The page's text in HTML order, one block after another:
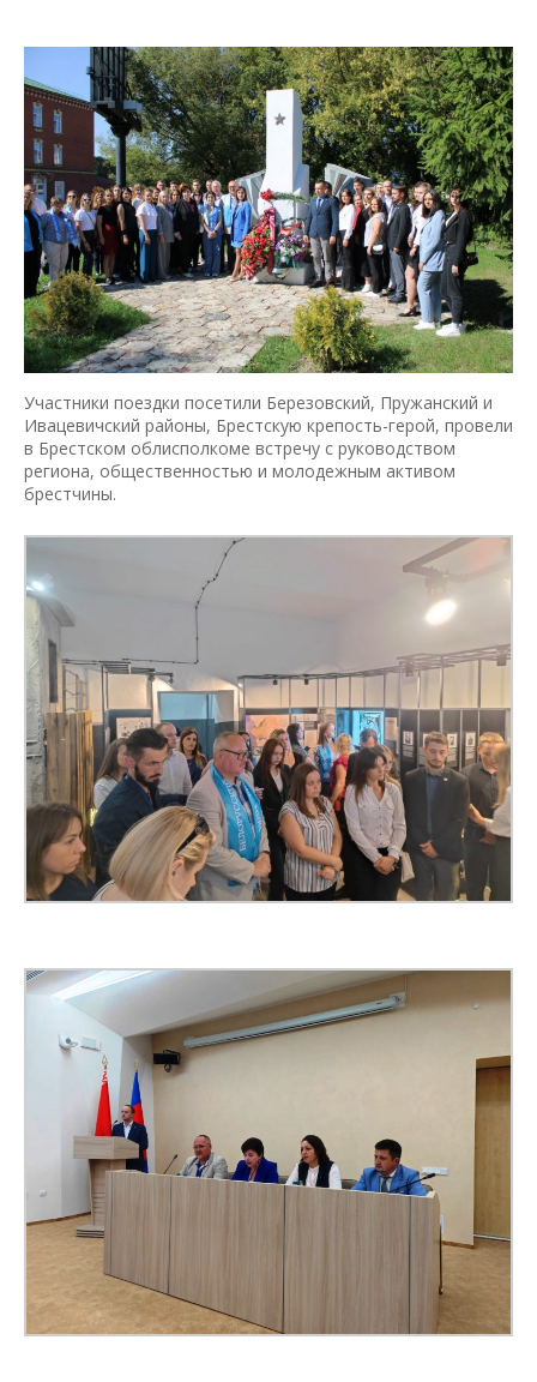
Участники поездки посетили Березовский, Пружанский и
Ивацевичский районы, Брестскую крепость-герой, провели
в Брестском облисполкоме встречу с руководством
региона, общественностью и молодежным активом
брестчины.